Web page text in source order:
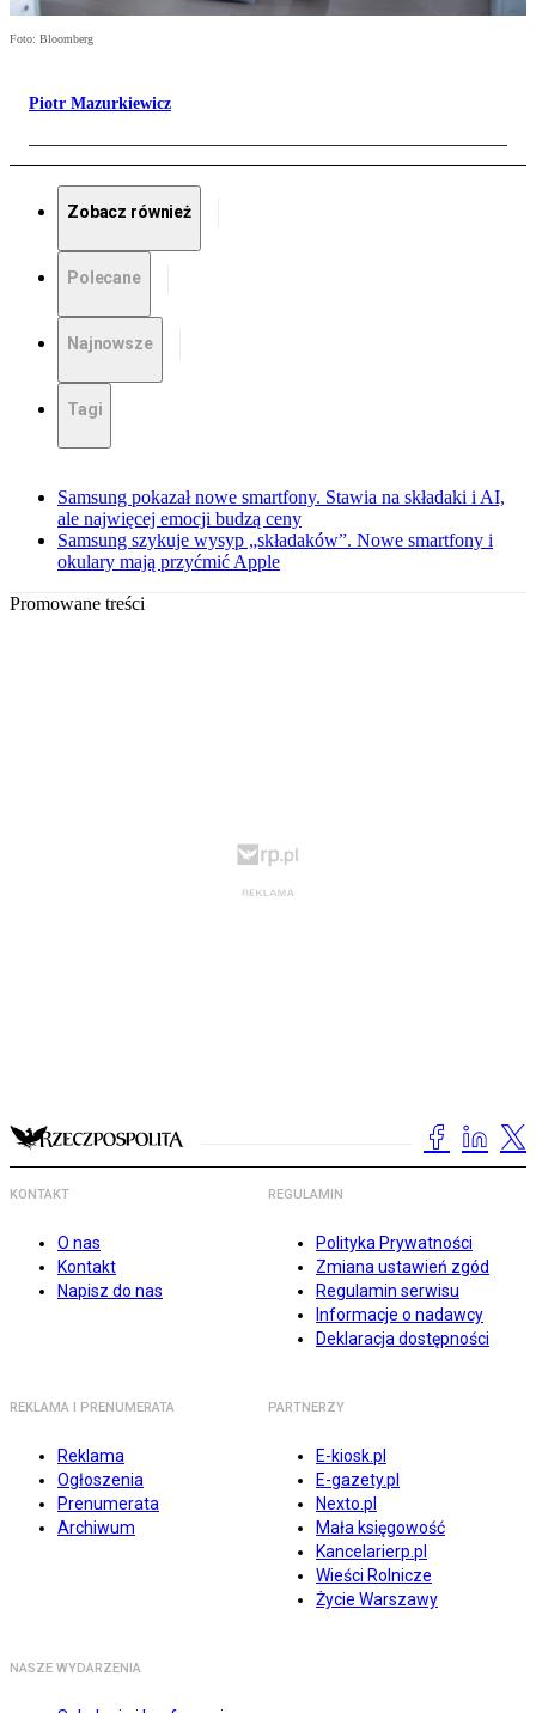
Foto: Bloomberg
Piotr Mazurkiewicz
Zobacz również
Polecane
Najnowsze
Tagi
Samsung pokazał nowe smartfony. Stawia na składaki i AI,
ale najwięcej emocji budzą ceny
Samsung szykuje wysyp „składaków”. Nowe smartfony i
okulary mają przyćmić Apple
Promowane treści
KONTAKT
O nas
Kontakt
Napisz do nas
REGULAMIN
Polityka Prywatności
Zmiana ustawień zgód
Regulamin serwisu
Informacje o nadawcy
Deklaracja dostępności
REKLAMA I PRENUMERATA
Reklama
Ogłoszenia
Prenumerata
Archiwum
PARTNERZY
E-kiosk.pl
E-gazety.pl
Nexto.pl
Mała księgowość
Kancelarierp.pl
Wieści Rolnicze
Życie Warszawy
NASZE WYDARZENIA